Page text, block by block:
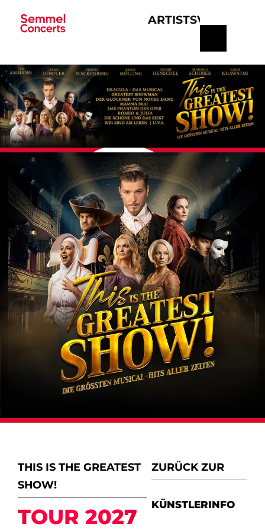
ARTISTS
THIS IS THE GREATEST
SHOW!
TOUR 2027
ZURÜCK ZUR
KÜNSTLERINFO